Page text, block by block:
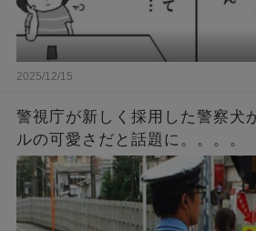
2025/12/15
警視庁が新しく採用した警察犬
ルの可愛さだと話題に。。。。